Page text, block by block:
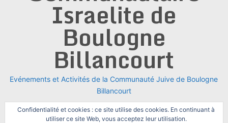
Israelite de
Boulogne
Billancourt
Evénements et Activités de la Communauté Juive de Boulogne
Billancourt
Confidentialité et cookies : ce site utilise des cookies. En continuant à
utiliser ce site Web, vous acceptez leur utilisation.